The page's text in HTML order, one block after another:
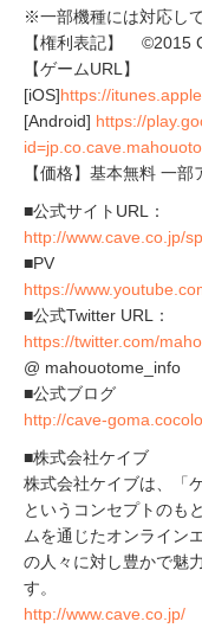
※一部機種には対応し
【権利表記】 ©2015
【ゲームURL】
[iOS]https://
[Android] https://
【価格】基本無料 一部
■公式サイトURL：
http://www.cave.co.jp/
■PV
https://
■公式Twitter URL：
https://twitter.com/
@ mahouotome_info
■公式ブログ
http://cave-
■株式会社ケイブ
株式会社ケイブは、「
というコンセプトのも
ムを通じたオンライン
の人々に対し豊かで魅
す。
http://www.cave.co.jp/